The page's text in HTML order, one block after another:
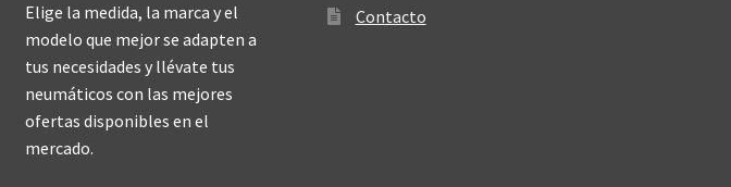
Elige la medida, la marca y el
modelo que mejor se adapten a
tus necesidades y llévate tus
neumáticos con las mejores
ofertas disponibles en el
mercado.
Contacto